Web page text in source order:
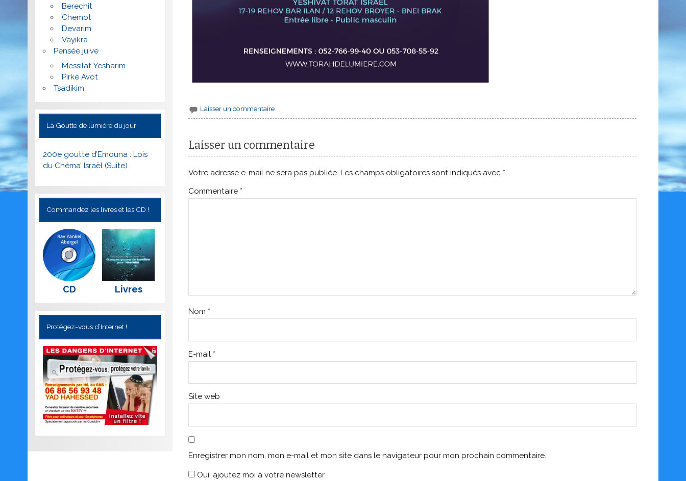
Berechit
Chemot
Devarim
Vayikra
Pensée juive
Messilat Yesharim
Pirke Avot
Tsadikim
La Goutte de lumière du jour
200e goutte d’Emouna : Lois
du Chéma’ Israël (Suite)
Commandez les livres et les CD !
CD Livres
Protégez-vous d’Internet !
Laisser un commentaire
Laisser un commentaire
Votre adresse e-mail ne sera pas publiée. Les champs obligatoires sont indiqués avec *
Commentaire *
Nom *
E-mail *
Site web
Enregistrer mon nom, mon e-mail et mon site dans le navigateur pour mon prochain commentaire.
Oui, ajoutez moi à votre newsletter